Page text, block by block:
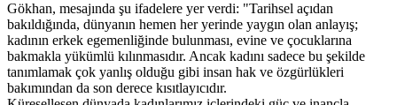
Gökhan, mesajında şu ifadelere yer verdi: "Tarihsel açıdan
bakıldığında, dünyanın hemen her yerinde yaygın olan anlayış;
kadının erkek egemenliğinde bulunması, evine ve çocuklarına
bakmakla yükümlü kılınmasıdır. Ancak kadını sadece bu şekilde
tanımlamak çok yanlış olduğu gibi insan hak ve özgürlükleri
bakımından da son derece kısıtlayıcıdır.